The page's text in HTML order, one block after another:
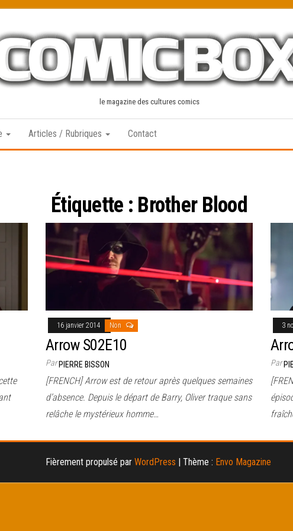
le magazine des cultures comics
Articles / Rubriques Contact
Étiquette : Brother Blood
16 janvier 2014 Non
Arrow S02E10
ParPIERRE BISSON
[FRENCH] Arrow est de retour après quelques semaines
d’absence. Depuis le départ de Barry, Oliver traque sans
relâche le mystérieux homme…
3
Par
Fièrement propulsé par WordPress | Thème : Envo Magazine